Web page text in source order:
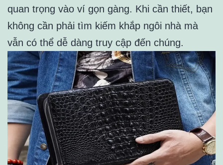
quan trọng vào ví gọn gàng. Khi cần thiết, bạn
không cần phải tìm kiếm khắp ngôi nhà mà
vẫn có thể dễ dàng truy cập đến chúng.